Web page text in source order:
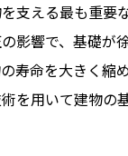
支える最も重要
影響で、基礎が
寿命を大きく縮
を用いて建物の